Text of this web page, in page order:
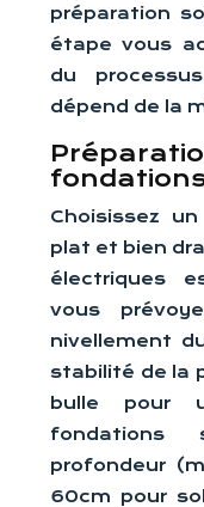
préparation
étape vous
du
dépend de la
Choisissez
plat et bien
électriques
vous
nivellement
stabilité de la
bulle pour
profondeur
60cm pour